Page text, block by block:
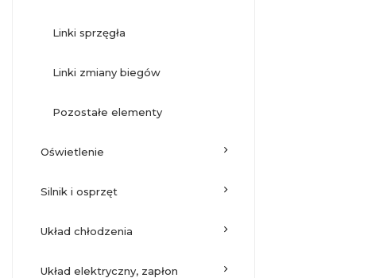
linki sprzęgła
linki zmiany biegów
pozostałe elementy
oświetlenie
silnik i osprzęt
układ chłodzenia
układ elektryczny, zapłon